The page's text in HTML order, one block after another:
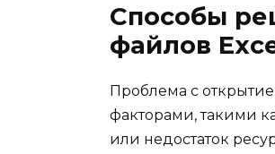
Способы
файлов
Проблема с
факторами, такими
или недостаток